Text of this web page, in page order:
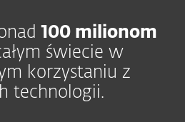
100 milionom
świecie w
korzystaniu z
technologii.